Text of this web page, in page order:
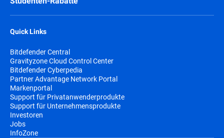
Quick Links
Bitdefender Central
Gravityzone Cloud Control Center
Bitdefender Cyberpedia
Partner Advantage Network Portal
Markenportal
Support für Privatanwenderprodukte
Support für Unternehmensprodukte
Investoren
Jobs
InfoZone